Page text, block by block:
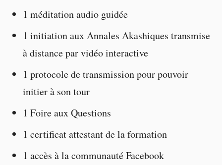
1 méditation audio guidée
1 initiation aux Annales Akashiques transmise
à distance par vidéo interactive
1 protocole de transmission pour pouvoir
initier à son tour
1 Foire aux Questions
1 certificat attestant de la formation
1 accès à la communauté Facebook